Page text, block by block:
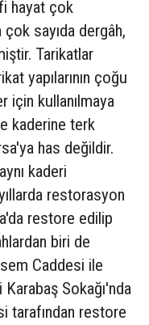
hayat çok
sayıda dergâh,
Tarikatlar
yapılarının çoğu
için kullanılmaya
kaderine terk
has değildir.
kaderi
restorasyon
restore edilip
biri de
Caddesi ile
Sokağı'nda
tarafından restore